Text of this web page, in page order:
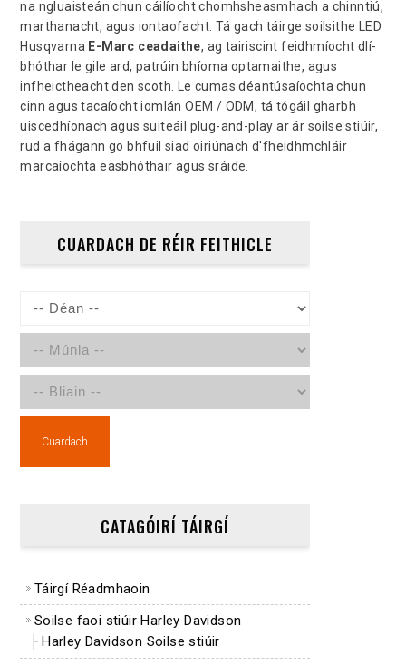
na ngluaisteán chun cáilíocht chomhsheasmhach a chinntiú,
marthanacht, agus iontaofacht. Tá gach táirge soilsithe LED
Husqvarna E-Marc ceadaithe, ag tairiscint feidhmíocht dlí-
bhóthar le gile ard, patrúin bhíoma optamaithe, agus
infheictheacht den scoth. Le cumas déantúsaíochta chun
cinn agus tacaíocht iomlán OEM / ODM, tá tógáil gharbh
uiscedhíonach agus suiteáil plug-and-play ar ár soilse stiúir,
rud a fhágann go bhfuil siad oiriúnach d'fheidhmchláir
marcaíochta easbhóthair agus sráide.
CUARDACH DE RÉIR FEITHICLE
Cuardach
CATAGÓIRÍ TÁIRGÍ
Táirgí Réadmhaoin
Soilse faoi stiúir Harley Davidson
Harley Davidson Soilse stiúir